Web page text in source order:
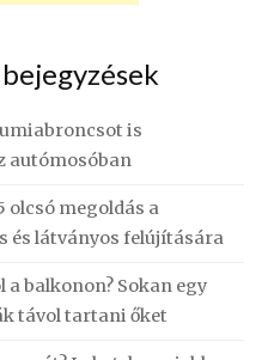
is
autómosóban
olcsó megoldás a
és látványos felújítására
a balkonon? Sokan egy
távol tartani őket